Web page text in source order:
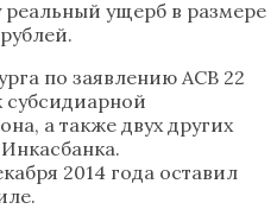
ущерб в размере
по заявлению АСВ 22
субсидиарной
а также двух других
2014 года оставил